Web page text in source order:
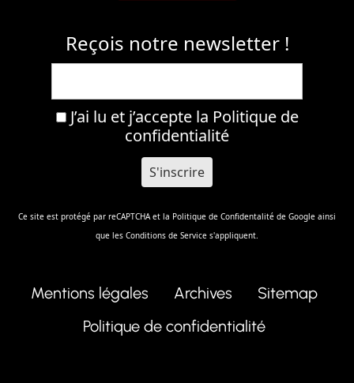
Reçois notre newsletter !
J’ai lu et j’accepte la Politique de
confidentialité
Ce site est protégé par reCAPTCHA et la Politique de Confidentalité de Google ainsi
que les Conditions de Service s'appliquent.
Mentions légales Archives
Sitemap
Politique de confidentialité